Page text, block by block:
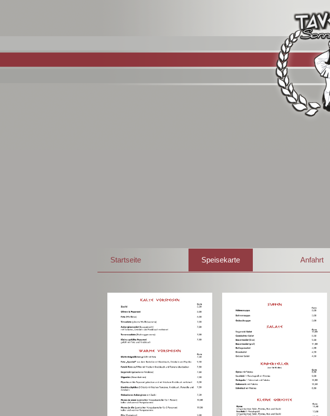
Startseite Speisekarte Anfahrt